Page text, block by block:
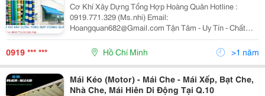
Cơ Khí Xây Dựng Tổng Hợp Hoàng Quân Hotline :
0919.771.329 (Ms.nhi) Email:
Hoangquan682@Gmail.com Tận Tâm - Uy Tín - Chất
Lượng - Chúng Tôi Chuyên Thiết Kế Thi Công Mái Hiên
Các Loại Tận Nơi Giá Rẻ . Sản Phẩm Dùng Cho Các
Công Trình : Nhà Ph
0919 *** *** Hồ Chí Minh >1 năm
Mái Kéo (Motor) - Mái Che - Mái Xếp, Bạt Che,
Nhà Che, Mái Hiên Di Động Tại Q.10